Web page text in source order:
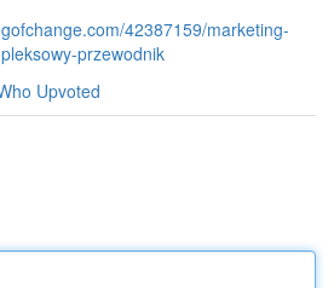
42387159/marketing-
przewodnik
Upvoted